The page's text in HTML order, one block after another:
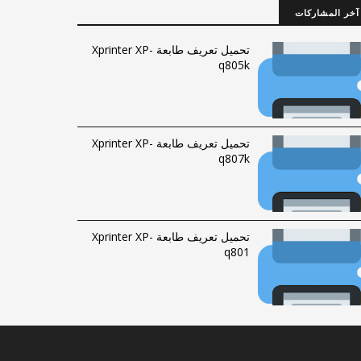
آخر المشاركات
تحميل تعريف طابعة Xprinter XP-
q805k
تحميل تعريف طابعة Xprinter XP-
q807k
تحميل تعريف طابعة Xprinter XP-
q801